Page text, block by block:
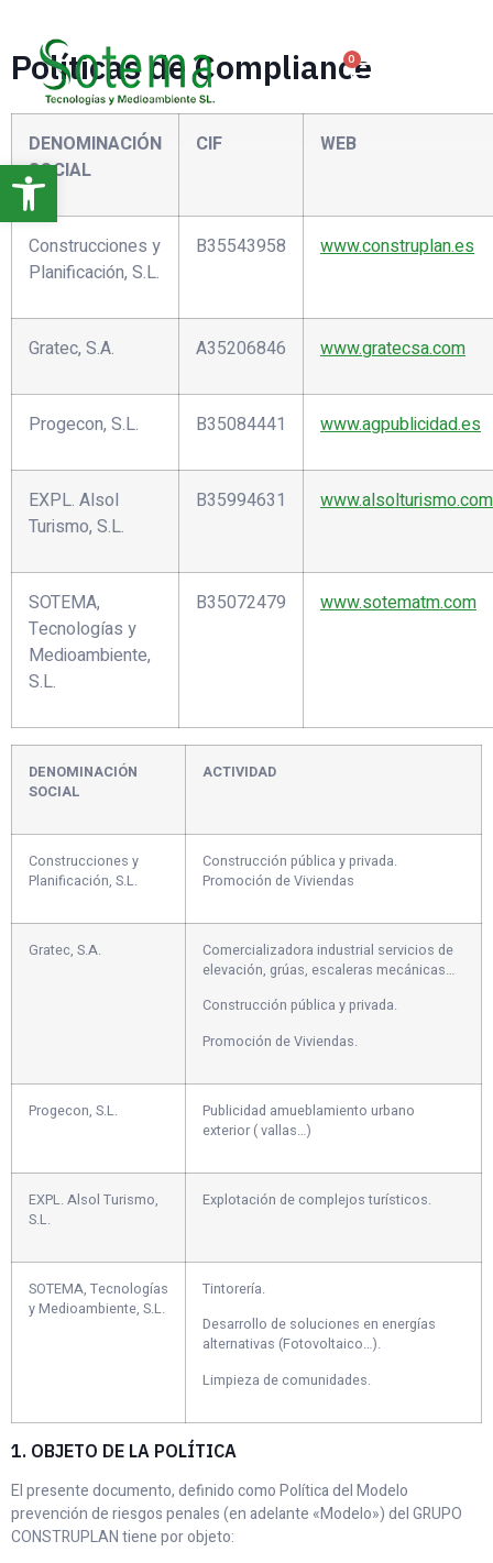
Abrir barra de herramientas
0
Políticas de Compliance
DENOMINACIÓN
SOCIAL
CIF WEB
Construcciones y
Planificación, S.L.
B35543958 www.construplan.es
Gratec, S.A. A35206846 www.gratecsa.com
Progecon, S.L. B35084441 www.agpublicidad.es
EXPL. Alsol
Turismo, S.L.
B35994631 www.alsolturismo.com
SOTEMA,
Tecnologías y
Medioambiente,
S.L.
B35072479 www.sotematm.com
DENOMINACIÓN
SOCIAL
ACTIVIDAD
Construcciones y
Planificación, S.L.
Construcción pública y privada.
Promoción de Viviendas
Gratec, S.A.
Comercializadora industrial servicios de
elevación, grúas, escaleras mecánicas…
Construcción pública y privada.
Promoción de Viviendas.
Progecon, S.L.
Publicidad amueblamiento urbano
exterior ( vallas…)
EXPL. Alsol Turismo,
S.L.
Explotación de complejos turísticos.
SOTEMA, Tecnologías
y Medioambiente, S.L.
Tintorería.
Desarrollo de soluciones en energías
alternativas (Fotovoltaico…).
Limpieza de comunidades.
1. OBJETO DE LA POLÍTICA
El presente documento, definido como Política del Modelo
prevención de riesgos penales (en adelante «Modelo») del GRUPO
CONSTRUPLAN tiene por objeto: